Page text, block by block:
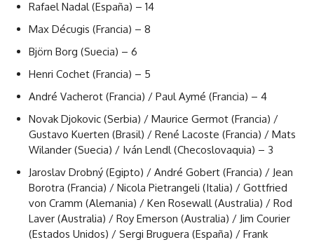
Rafael Nadal (España) – 14
Max Décugis (Francia) – 8
Björn Borg (Suecia) – 6
Henri Cochet (Francia) – 5
André Vacherot (Francia) / Paul Aymé (Francia) – 4
Novak Djokovic (Serbia) / Maurice Germot (Francia) /
Gustavo Kuerten (Brasil) / René Lacoste (Francia) / Mats
Wilander (Suecia) / Iván Lendl (Checoslovaquia) – 3
Jaroslav Drobný (Egipto) / André Gobert (Francia) / Jean
Borotra (Francia) / Nicola Pietrangeli (Italia) / Gottfried
von Cramm (Alemania) / Ken Rosewall (Australia) / Rod
Laver (Australia) / Roy Emerson (Australia) / Jim Courier
(Estados Unidos) / Sergi Bruguera (España) / Frank